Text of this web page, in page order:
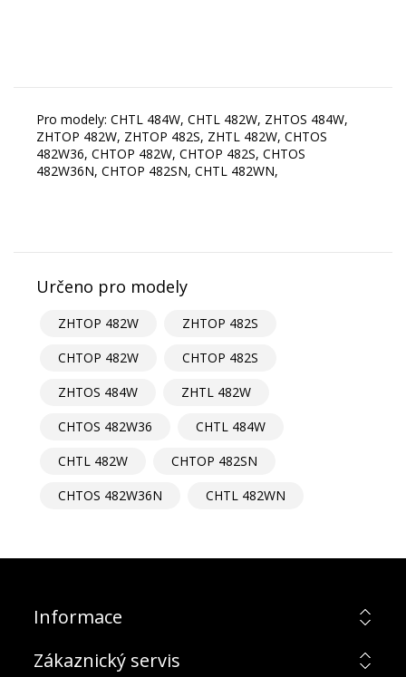
Pro modely: CHTL 484W, CHTL 482W, ZHTOS 484W,
ZHTOP 482W, ZHTOP 482S, ZHTL 482W, CHTOS
482W36, CHTOP 482W, CHTOP 482S, CHTOS
482W36N, CHTOP 482SN, CHTL 482WN,
Určeno pro modely
ZHTOP 482W
ZHTOP 482S
CHTOP 482W
CHTOP 482S
ZHTOS 484W
ZHTL 482W
CHTOS 482W36
CHTL 484W
CHTL 482W
CHTOP 482SN
CHTOS 482W36N
CHTL 482WN
Informace
Zákaznický servis